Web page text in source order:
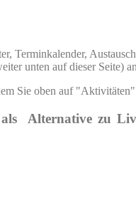
Terminkalender,
unten auf dieser Seite)
Sie oben auf
Alternative zu